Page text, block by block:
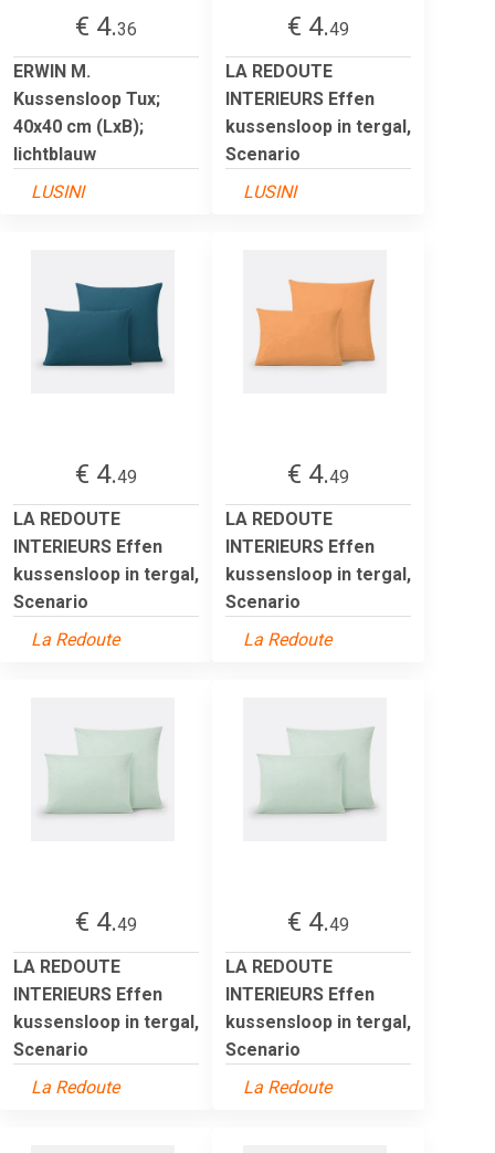
€ 4.36
ERWIN M.
Kussensloop Tux;
40x40 cm (LxB);
lichtblauw
LUSINI
€ 4.49
LA REDOUTE
INTERIEURS Effen
kussensloop in tergal,
Scenario
LUSINI
€ 4.49
LA REDOUTE
INTERIEURS Effen
kussensloop in tergal,
Scenario
La Redoute
€ 4.49
LA REDOUTE
INTERIEURS Effen
kussensloop in tergal,
Scenario
La Redoute
€ 4.49
LA REDOUTE
INTERIEURS Effen
kussensloop in tergal,
Scenario
La Redoute
€ 4.49
LA REDOUTE
INTERIEURS Effen
kussensloop in tergal,
Scenario
La Redoute